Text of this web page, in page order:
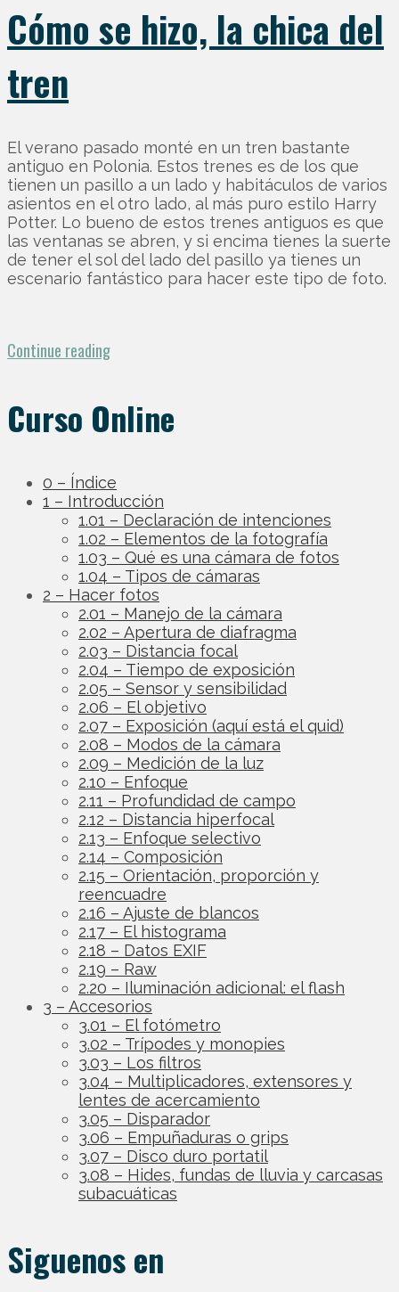
Cómo se hizo, la chica del
tren
El verano pasado monté en un tren bastante
antiguo en Polonia. Estos trenes es de los que
tienen un pasillo a un lado y habitáculos de varios
asientos en el otro lado, al más puro estilo Harry
Potter. Lo bueno de estos trenes antiguos es que
las ventanas se abren, y si encima tienes la suerte
de tener el sol del lado del pasillo ya tienes un
escenario fantástico para hacer este tipo de foto.
Continue reading
Curso Online
0 – Índice
1 – Introducción
1.01 – Declaración de intenciones
1.02 – Elementos de la fotografía
1.03 – Qué es una cámara de fotos
1.04 – Tipos de cámaras
2 – Hacer fotos
2.01 – Manejo de la cámara
2.02 – Apertura de diafragma
2.03 – Distancia focal
2.04 – Tiempo de exposición
2.05 – Sensor y sensibilidad
2.06 – El objetivo
2.07 – Exposición (aquí está el quid)
2.08 – Modos de la cámara
2.09 – Medición de la luz
2.10 – Enfoque
2.11 – Profundidad de campo
2.12 – Distancia hiperfocal
2.13 – Enfoque selectivo
2.14 – Composición
2.15 – Orientación, proporción y
reencuadre
2.16 – Ajuste de blancos
2.17 – El histograma
2.18 – Datos EXIF
2.19 – Raw
2.20 – Iluminación adicional: el flash
3 – Accesorios
3.01 – El fotómetro
3.02 – Trípodes y monopies
3.03 – Los filtros
3.04 – Multiplicadores, extensores y
lentes de acercamiento
3.05 – Disparador
3.06 – Empuñaduras o grips
3.07 – Disco duro portatil
3.08 – Hides, fundas de lluvia y carcasas
subacuáticas
Siguenos en